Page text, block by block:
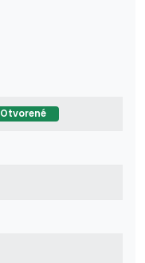
Otvorené